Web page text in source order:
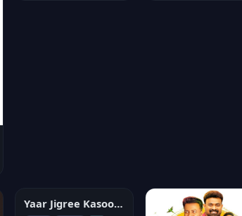
Yaar Jigree Kasooti Degree